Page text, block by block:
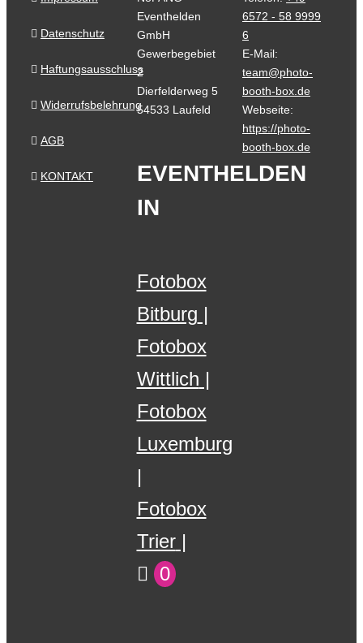
Datenschutz
Haftungsausschluss
Widerrufsbelehrung
AGB
KONTAKT
Eventhelden
GmbH
Gewerbegebiet
2
Dierfelderweg 5
54533 Laufeld
6572 - 58 9999
6
E-Mail:
team@photo-
booth-box.de
Webseite:
https://photo-
booth-box.de
EVENTHELDEN
IN
Fotobox
Bitburg
Fotobox
Wittlich
Fotobox
Luxemburg
Fotobox
Trier
0